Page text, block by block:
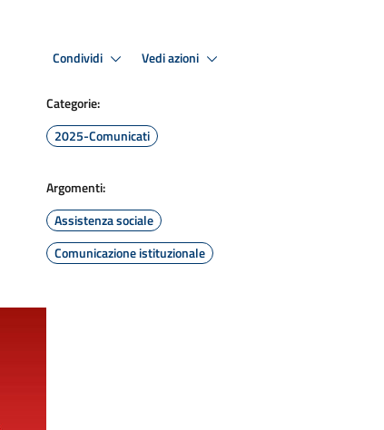
Condividi Vedi azioni
Categorie:
2025-Comunicati
Argomenti:
Assistenza sociale
Comunicazione istituzionale